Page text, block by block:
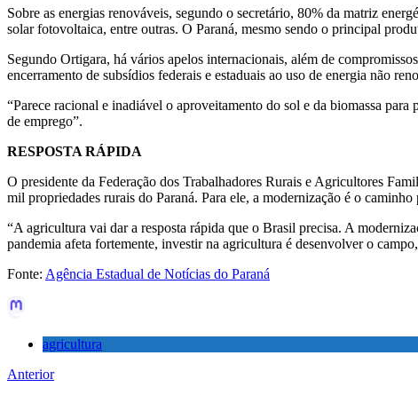
Sobre as energias renováveis, segundo o secretário, 80% da matriz
solar fotovoltaica, entre outras. O Paraná, mesmo sendo o principal
Segundo Ortigara, há vários apelos internacionais, além de
encerramento de subsídios federais e estaduais ao uso de energia não
“Parece racional e inadiável o aproveitamento do sol e da biomassa
de emprego”.
RESPOSTA RÁPIDA
O presidente da Federação dos Trabalhadores Rurais e Agricultores
mil propriedades rurais do Paraná. Para ele, a modernização é o
“A agricultura vai dar a resposta rápida que o Brasil precisa. A
pandemia afeta fortemente, investir na agricultura é desenvolver o
Fonte: Agência Estadual de Notícias do Paraná
agricultura
Anterior